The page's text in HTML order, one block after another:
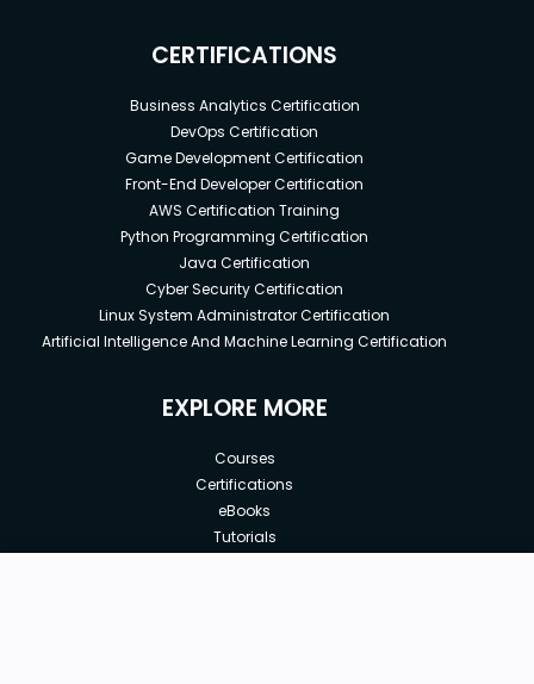
CERTIFICATIONS
Business Analytics Certification
DevOps Certification
Game Development Certification
Front-End Developer Certification
AWS Certification Training
Python Programming Certification
Java Certification
Cyber Security Certification
Linux System Administrator Certification
Artificial Intelligence And Machine Learning Certification
EXPLORE MORE
Courses
Certifications
eBooks
Tutorials